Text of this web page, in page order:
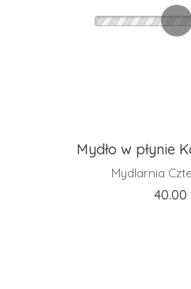
Mydło w płynie
Mydlarnia
40.00